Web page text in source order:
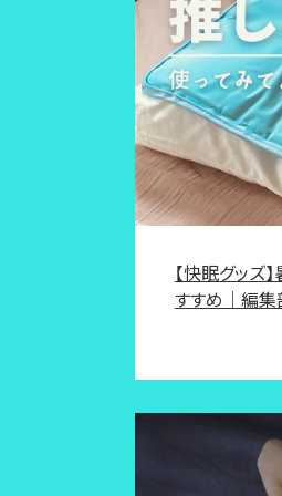
【快眠グッズ
すすめ｜編集